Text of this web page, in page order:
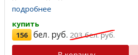
подробнее
купить
156 бел. руб. 203бел. руб.